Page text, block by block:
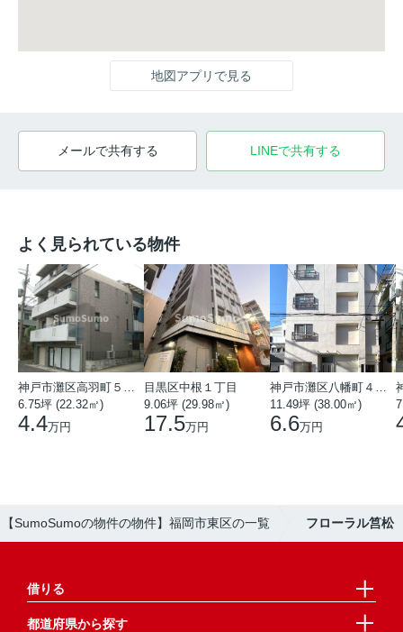
地図アプリで見る
メールで共有する LINEで共有する
よく見られている物件
6.75坪 (22.32㎡)
4.4万円
目黒区中根１丁目
9.06坪 (29.98㎡)
17.5万円
11.49坪 (38.00㎡)
6.6万円
【SumoSumoの物件の物件】福岡市東区の一覧 フローラル筥松
借りる
都道府県から探す